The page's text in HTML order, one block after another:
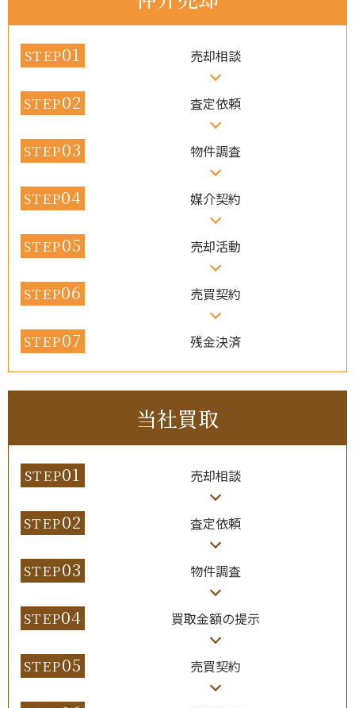
STEP01 売却相談
STEP02 査定依頼
STEP03 物件調査
STEP04 媒介契約
STEP05 売却活動
STEP06 売買契約
STEP07 残金決済
当社買取
STEP01 売却相談
STEP02 査定依頼
STEP03 物件調査
STEP04 買取金額の提示
STEP05 売買契約